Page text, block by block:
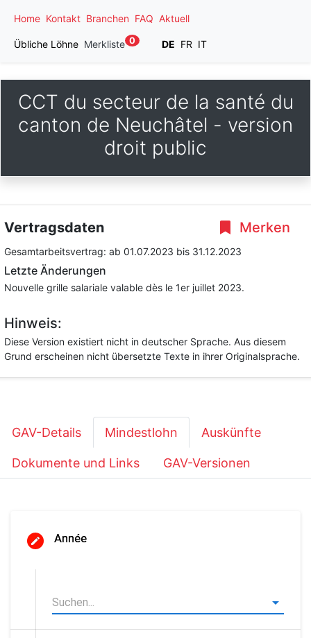
Home Kontakt Branchen FAQ Aktuell
Übliche Löhne Merkliste 0 DE FR IT
CCT du secteur de la santé du
canton de Neuchâtel - version
droit public
Merken
Vertragsdaten
Gesamtarbeitsvertrag: ab 01.07.2023 bis 31.12.2023
Letzte Änderungen
Nouvelle grille salariale valable dès le 1er juillet 2023.
Hinweis:
Diese Version existiert nicht in deutscher Sprache. Aus diesem
Grund erscheinen nicht übersetzte Texte in ihrer Originalsprache.
GAV-Details Mindestlohn Auskünfte
Dokumente und Links GAV-Versionen
Année